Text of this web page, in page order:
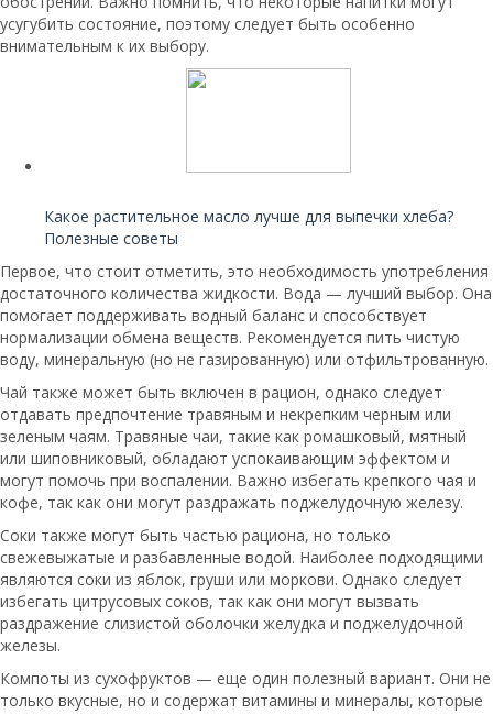
усугубить состояние, поэтому следует быть особенно
внимательным к их выбору.
Какое растительное масло лучше для выпечки хлеба?
Полезные советы
Первое, что стоит отметить, это необходимость употребления
достаточного количества жидкости. Вода — лучший выбор. Она
помогает поддерживать водный баланс и способствует
нормализации обмена веществ. Рекомендуется пить чистую
воду, минеральную (но не газированную) или отфильтрованную.
Чай также может быть включен в рацион, однако следует
отдавать предпочтение травяным и некрепким черным или
зеленым чаям. Травяные чаи, такие как ромашковый, мятный
или шиповниковый, обладают успокаивающим эффектом и
могут помочь при воспалении. Важно избегать крепкого чая и
кофе, так как они могут раздражать поджелудочную железу.
Соки также могут быть частью рациона, но только
свежевыжатые и разбавленные водой. Наиболее подходящими
являются соки из яблок, груши или моркови. Однако следует
избегать цитрусовых соков, так как они могут вызвать
раздражение слизистой оболочки желудка и поджелудочной
железы.
Компоты из сухофруктов — еще один полезный вариант. Они не
только вкусные, но и содержат витамины и минералы, которые